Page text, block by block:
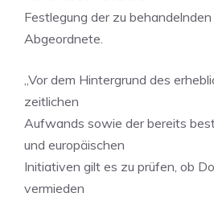
Festlegung der zu behandelnden
Abgeordnete.
„Vor dem Hintergrund des
zeitlichen
Aufwands sowie der bereits
und europäischen
Initiativen gilt es zu prüfen, ob
vermieden